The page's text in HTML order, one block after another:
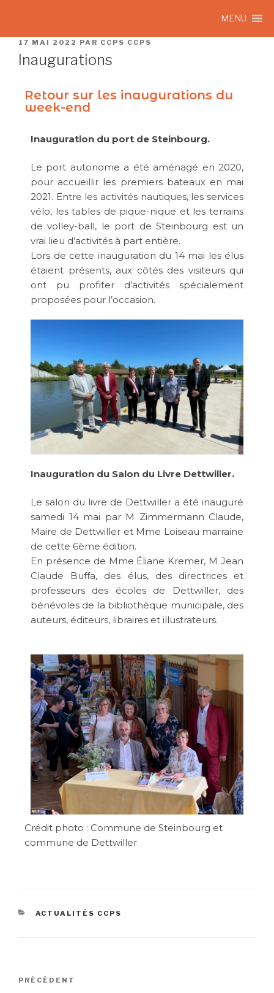
MENU
17 MAI 2022 PAR CCPS CCPS
Inaugurations
Retour sur les inaugurations du
week-end
Inauguration du port de Steinbourg.
Le port autonome a été aménagé en 2020,
pour accueillir les premiers bateaux en mai
2021. Entre les activités nautiques, les services
vélo, les tables de pique-nique et les terrains
de volley-ball, le port de Steinbourg est un
vrai lieu d’activités à part entière.
Lors de cette inauguration du 14 mai les élus
étaient présents, aux côtés des visiteurs qui
ont pu profiter d’activités spécialement
proposées pour l’occasion.
Inauguration du Salon du Livre Dettwiller.
Le salon du livre de Dettwiller a été inauguré
samedi 14 mai par M Zimmermann Claude,
Maire de Dettwiller et Mme Loiseau marraine
de cette 6ème édition.
En présence de Mme Éliane Kremer, M Jean
Claude Buffa, des élus, des directrices et
professeurs des écoles de Dettwiller, des
bénévoles de la bibliothèque municipale, des
auteurs, éditeurs, libraires et illustrateurs.
Crédit photo : Commune de Steinbourg et
commune de Dettwiller
ACTUALITÉS CCPS
PRÉCÉDENT